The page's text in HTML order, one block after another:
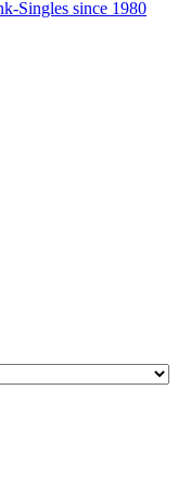
Singles since 1980